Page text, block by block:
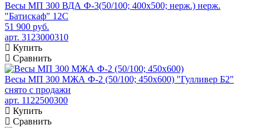
Весы МП 300 ВДА Ф-3(50/100; 400х500; нерж.) нерж.
"Батискаф" 12С
51 900 руб.
арт. 3123000310
Купить
Сравнить
Весы МП 300 МЖА Ф-2 (50/100; 450х600) "Гулливер Б2"
снято с продажи
арт. 1122500300
Купить
Сравнить